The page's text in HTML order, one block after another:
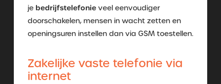
je bedrijfstelefonie veel eenvoudiger
doorschakelen, mensen in wacht zetten en
openingsuren instellen dan via GSM toestellen.
Zakelijke vaste telefonie via
internet